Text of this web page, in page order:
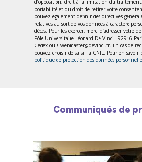
d’opposition, droit à la limitation du
portabilité et du droit de retirer votre
pouvez également définir des directives
relatives au sort de vos données à caractère
décès. Pour les exercer, merci d’adresser votre
Pôle Universitaire Léonard De Vinci - 92916
Cedex ou à webmaster@devinci.fr. En cas de
pouvez choisir de saisir la CNIL. Pour en savoir
politique de protection des données
Communiqués de